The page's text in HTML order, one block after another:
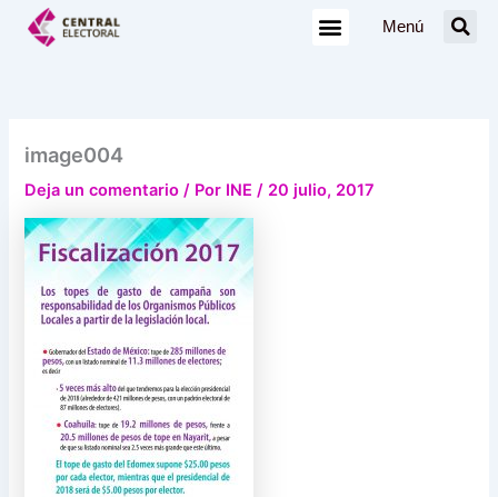
Menú
image004
Deja un comentario / Por INE/ 20 julio, 2017